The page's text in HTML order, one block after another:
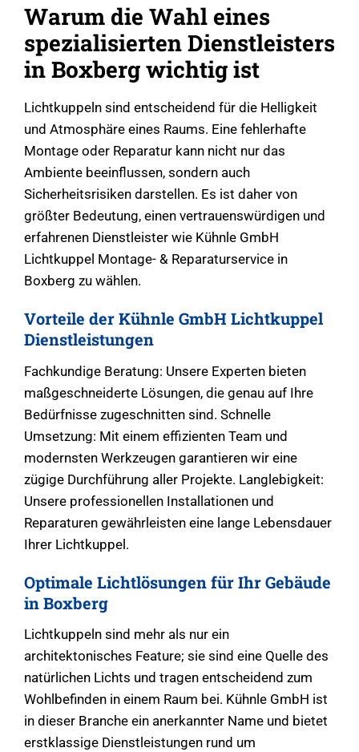
Warum die Wahl eines
spezialisierten Dienstleisters
in Boxberg wichtig ist
Lichtkuppeln sind entscheidend für die Helligkeit
und Atmosphäre eines Raums. Eine fehlerhafte
Montage oder Reparatur kann nicht nur das
Ambiente beeinflussen, sondern auch
Sicherheitsrisiken darstellen. Es ist daher von
größter Bedeutung, einen vertrauenswürdigen und
erfahrenen Dienstleister wie Kühnle GmbH
Lichtkuppel Montage- & Reparaturservice in
Boxberg zu wählen.
Vorteile der Kühnle GmbH Lichtkuppel
Dienstleistungen
Fachkundige Beratung: Unsere Experten bieten
maßgeschneiderte Lösungen, die genau auf Ihre
Bedürfnisse zugeschnitten sind. Schnelle
Umsetzung: Mit einem effizienten Team und
modernsten Werkzeugen garantieren wir eine
zügige Durchführung aller Projekte. Langlebigkeit:
Unsere professionellen Installationen und
Reparaturen gewährleisten eine lange Lebensdauer
Ihrer Lichtkuppel.
Optimale Lichtlösungen für Ihr Gebäude
in Boxberg
Lichtkuppeln sind mehr als nur ein
architektonisches Feature; sie sind eine Quelle des
natürlichen Lichts und tragen entscheidend zum
Wohlbefinden in einem Raum bei. Kühnle GmbH ist
in dieser Branche ein anerkannter Name und bietet
erstklassige Dienstleistungen rund um